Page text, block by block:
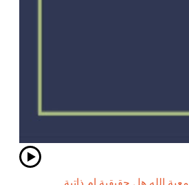
معية الله هل حقيقية ام ذاتية